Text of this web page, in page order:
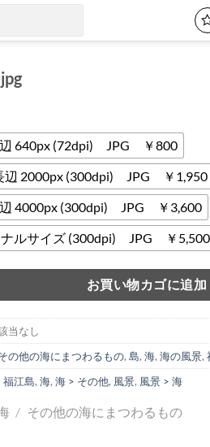
辺 640px (72dpi) JPG ￥800
辺 2000px (300dpi) JPG ￥1,950
辺 4000px (300dpi) JPG ￥3,600
ルサイズ (300dpi) JPG ￥5,500
お買い物カゴに追加
当なし
の他の海にまつわるもの, 島, 海, 海の風景,
福江島, 海, 海 > その他, 風景, 風景 > 海
/ その他の海にまつわるもの